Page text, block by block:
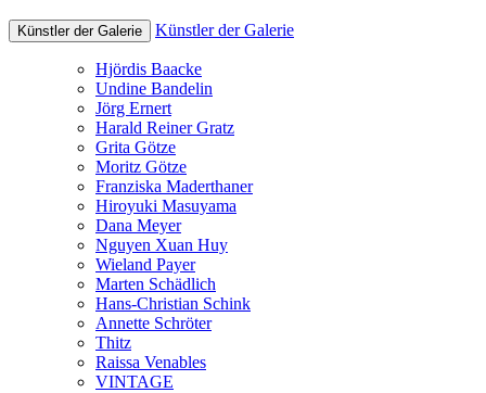
Künstler der Galerie Künstler der Galerie
Hjördis Baacke
Undine Bandelin
Jörg Ernert
Harald Reiner Gratz
Grita Götze
Moritz Götze
Franziska Maderthaner
Hiroyuki Masuyama
Dana Meyer
Nguyen Xuan Huy
Wieland Payer
Marten Schädlich
Hans-Christian Schink
Annette Schröter
Thitz
Raissa Venables
VINTAGE